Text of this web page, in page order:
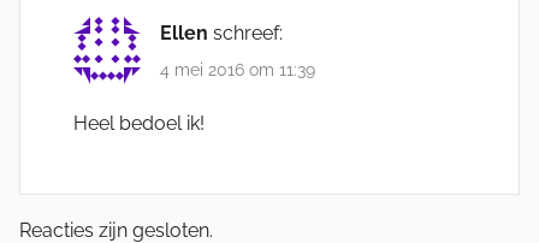
Ellen schreef:
4 mei 2016 om 11:39
Heel bedoel ik!
Reacties zijn gesloten.